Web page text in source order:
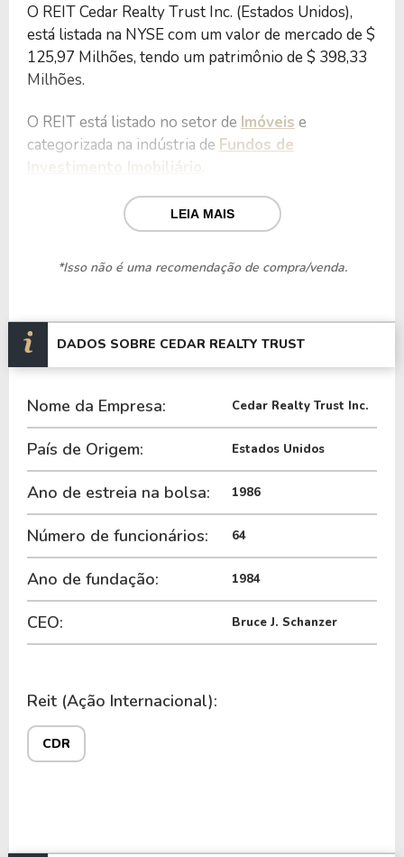
O REIT Cedar Realty Trust Inc. (Estados Unidos),
está listada na NYSE com um valor de mercado de $
125,97 Milhões, tendo um patrimônio de $ 398,33
Milhões.
O REIT está listado no setor de Imóveis e
categorizada na indústria de Fundos de
Investimento Imobiliário
Nos últimos 12 meses o REIT teve um faturamento
de $ 100,75 Milhões, que gerou um prejuízo no
possui um P/L de -0,85, um P/VP de 0,32 e nos
últimos 12 meses o REIT não pagou dividendos.
CDR.
LEIA MAIS
*Isso não é uma recomendação de compra/venda.
DADOS SOBRE CEDAR REALTY TRUST
Nome da Empresa: Cedar Realty Trust Inc.
País de Origem: Estados Unidos
Ano de estreia na bolsa: 1986
Número de funcionários: 64
Ano de fundação: 1984
CEO: Bruce J. Schanzer
Reit (Ação Internacional):
CDR